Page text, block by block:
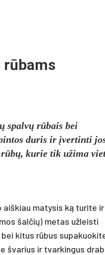
spalvų rūbais bei
duris ir įvertinti
kurie tik užima
matysis ką turite ir
šalčių) metas užleisti
kitus rūbus
švarius ir tvarkingus